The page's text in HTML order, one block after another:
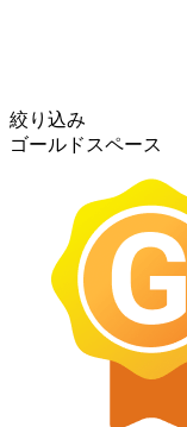
絞り込み
ゴールドスペース